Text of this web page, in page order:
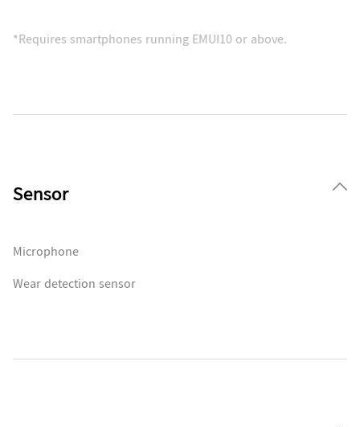
*Requires smartphones running EMUI10 or above.
Sensor
Microphone
Wear detection sensor